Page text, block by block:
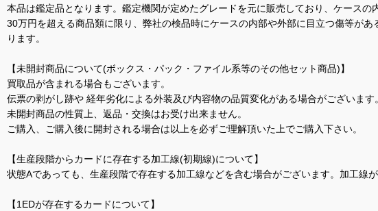
本品は鑑定品となります。鑑定機関が定めたグレードを元に販売しており、ケース
30万円を超える商品類に限り、弊社の検品時にケースの内部や外部に目立つ傷等が
ります。
【未開封商品について(ボックス・パック・ファイル系等のその他セット商品)】
買取品が含まれる場合もございます。
伝票の剥がし跡や 経年劣化による外装及び内容物の品質変化がある場合がございます。
未開封商品の性質上、返品・交換はお受け出来ません。
ご購入、ご購入後に開封される場合は以上を必ずご理解頂いた上でご購入下さい。
【生産段階からカードに存在する加工線(初期線)について】
状態Aであっても、生産段階で存在する加工線などを含む場合がございます。加工線
【1EDが存在するカードについて】